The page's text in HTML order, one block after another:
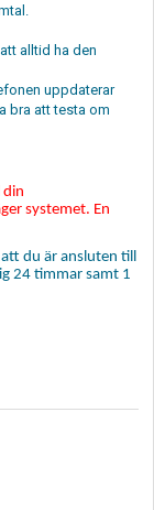
alltid ha den
uppdaterar
bra att testa om
din
systemet. En
du är ansluten till
24 timmar samt 1